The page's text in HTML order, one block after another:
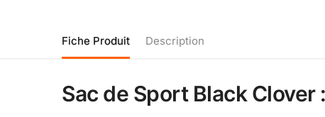
Fiche Produit Description
Sac de Sport Black Clover